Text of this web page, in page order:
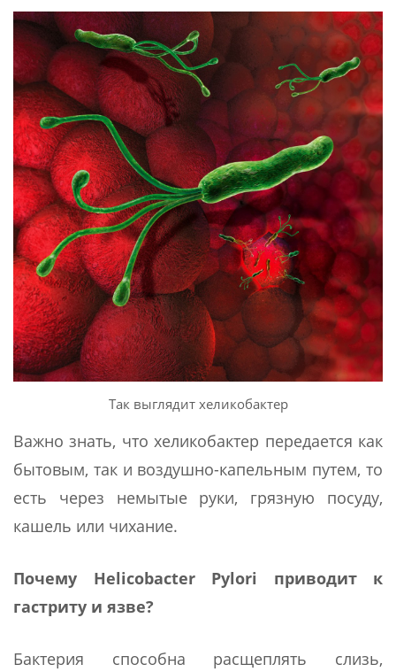
Так выглядит хеликобактер
Важно знать, что хеликобактер передается как
бытовым, так и воздушно-капельным путем, то
есть через немытые руки, грязную посуду,
кашель или чихание.
Почему Helicobacter Pylori
приводит к
гастриту и язве?
Бактерия способна расщеплять слизь,